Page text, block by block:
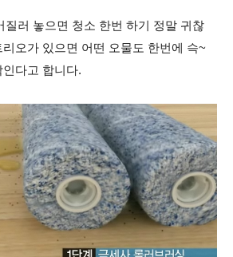
질러 놓으면 청소 한번 하기 정말 귀찮
오가 있으면 어떤 오물도 한번에 슥~
다고 합니다.